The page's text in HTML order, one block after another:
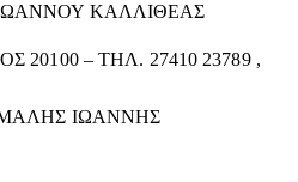
ΚΑΛΛΙΘΕΑΣ
20100 – ΤΗΛ. 27410 23789 ,
ΙΩΑΝΝΗΣ